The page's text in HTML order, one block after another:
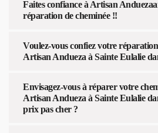
Faites confiance à Artisan
réparation de cheminée !!
Voulez-vous confiez votre
Artisan Andueza à Sainte Eulalie
Envisagez-vous à réparer votre
Artisan Andueza à Sainte Eulalie
prix pas cher ?